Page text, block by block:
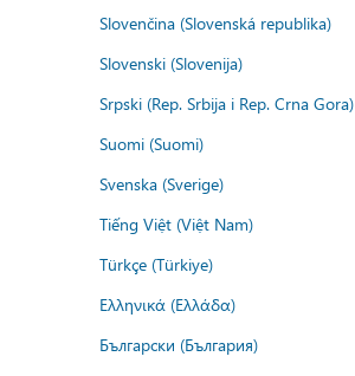
Slovenčina (Slovenská republika)
Slovenski (Slovenija)
Srpski (Rep. Srbija i Rep. Crna Gora)
Suomi (Suomi)
Svenska (Sverige)
Tiếng Việt (Việt Nam)
Türkçe (Türkiye)
Ελληνικά (Ελλάδα)
Български (България)